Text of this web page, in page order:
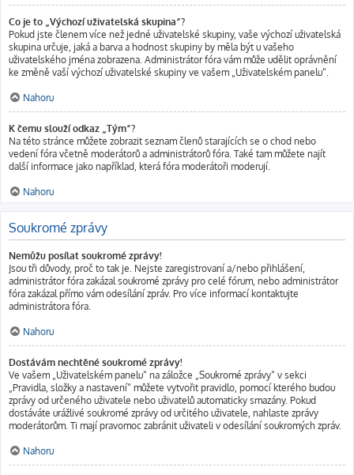
Co je to „Výchozí uživatelská skupina“?
Pokud jste členem více než jedné uživatelské skupiny, vaše výchozí uživatelská
skupina určuje, jaká a barva a hodnost skupiny by měla být u vašeho
uživatelského jména zobrazena. Administrátor fóra vám může udělit oprávnění
ke změně vaší výchozí uživatelské skupiny ve vašem „Uživatelském panelu“.
Nahoru
K čemu slouží odkaz „Tým“?
Na této stránce můžete zobrazit seznam členů starajících se o chod nebo
vedení fóra včetně moderátorů a administrátorů fóra. Také tam můžete najít
další informace jako například, která fóra moderátoři moderují.
Nahoru
Soukromé zprávy
Nemůžu posílat soukromé zprávy!
Jsou tři důvody, proč to tak je. Nejste zaregistrovaní a/nebo přihlášení,
administrátor fóra zakázal soukromé zprávy pro celé fórum, nebo administrátor
fóra zakázal přímo vám odesílání zpráv. Pro více informací kontaktujte
administrátora fóra.
Nahoru
Dostávám nechtěné soukromé zprávy!
Ve vašem „Uživatelském panelu“ na záložce „Soukromé zprávy“ v sekci
„Pravidla, složky a nastavení“ můžete vytvořit pravidlo, pomocí kterého budou
zprávy od určeného uživatele nebo uživatelů automaticky smazány. Pokud
dostáváte urážlivé soukromé zprávy od určitého uživatele, nahlaste zprávy
moderátorům. Ti mají pravomoc zabránit uživateli v odesílání soukromých zpráv.
Nahoru